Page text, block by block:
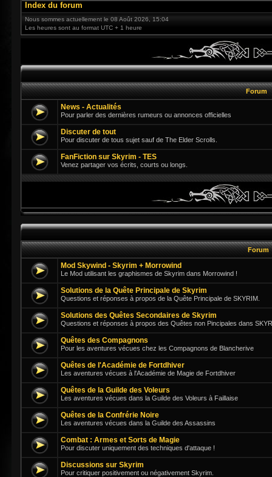
Index du forum
Nous sommes actuellement le 08 Août 2026, 15:04
Les heures sont au format UTC + 1 heure
Forum
News - Actualités
Pour parler des dernières rumeurs ou annonces officielles
Discuter de tout
Pour discuter de tous sujet sauf de The Elder Scrolls.
FanFiction sur Skyrim - TES
Venez partager vos écrits, courts ou longs.
Forum
Mod Skywind - Skyrim + Morrowind
Le Mod utilisant les graphismes de Skyrim dans Morrowind !
Solutions de la Quête Principale de Skyrim
Questions et réponses à propos de la Quête Principale de SKYRIM.
Solutions des Quêtes Secondaires de Skyrim
Questions et réponses à propos des Quêtes non Pincipales dans
Quêtes des Compagnons
Pour les aventures vécues chez les Compagnons de Blancherive
Quêtes de l'Académie de Fortdhiver
Les aventures vécues à l'Académie de Magie de Fortdhiver
Quêtes de la Guilde des Voleurs
Les aventures vécues dans la Guilde des Voleurs à Faillaise
Quêtes de la Confrérie Noire
Les aventures vécues dans la Guilde des Assassins
Combat : Armes et Sorts de Magie
Pour discuter uniquement des techniques d'attaque !
Discussions sur Skyrim
Pour critiquer positivement ou négativement Skyrim.